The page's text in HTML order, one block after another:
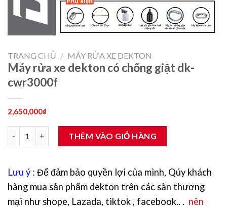
TRANG CHỦ / MÁY RỬA XE DEKTON
Máy rửa xe dekton có chống giật dk-
cwr3000f
2,650,000₫
Máy rửa xe dekton có chống giật dk-cwr3000f số lượng
THÊM VÀO GIỎ HÀNG
Lưu ý : Để đảm bảo quyền lợi của mình, Qúy khách
hàng mua sản phẩm dekton trên các sàn thương
mại như shope, Lazada, tiktok , facebook.. . nên